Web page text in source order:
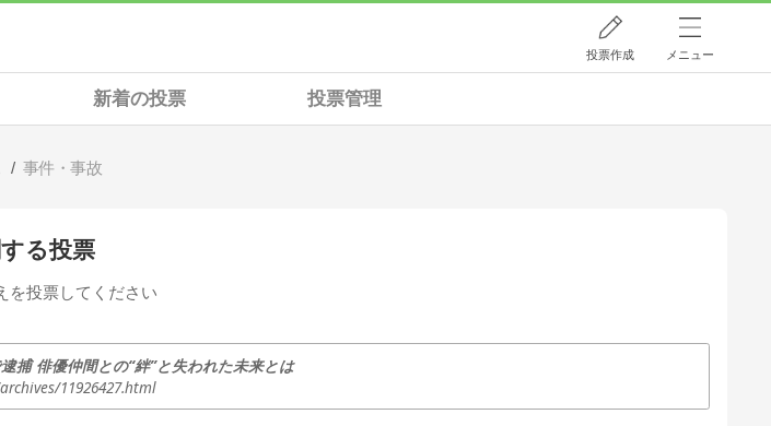
投票作成 メニュー
新着の投票 投票管理
事件・事故
る投票
を投票してください
捕 俳優仲間との“絆”と失われた未来とは
11926427.html